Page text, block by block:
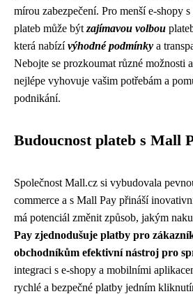
mírou zabezpečení. Pro menší e-shopy
plateb může být zajímavou volbou
která nabízívýhodné podmínky a
Nebojte se prozkoumat různé možnosti
nejlépe vyhovuje vašim potřebám a
podnikání.
Budoucnost plateb s Mall
Společnost Mall.cz si vybudovala
commerce a s Mall Pay přináší
má potenciál změnit způsob, jakým
Pay zjednodušuje platby pro
obchodníkům efektivní nástroj pro
integraci s e-shopy a mobilními
rychlé a bezpečné platby jedním